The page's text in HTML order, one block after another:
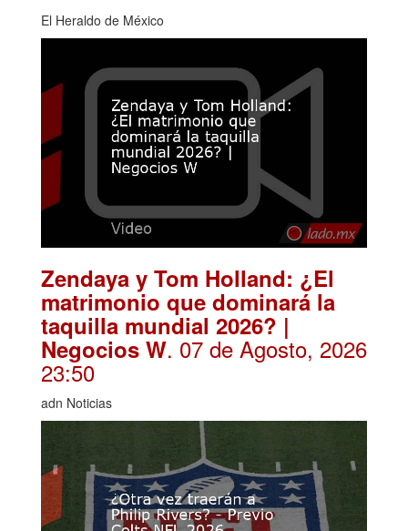
El Heraldo de México
Zendaya y Tom Holland: ¿El
matrimonio que dominará la
taquilla mundial 2026? |
Negocios W. 07 de Agosto, 2026
23:50
adn Noticias